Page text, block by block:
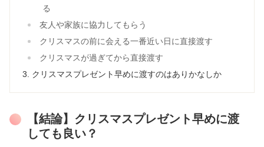
る
友人や家族に協力してもらう
クリスマスの前に会える一番近い日に直接渡す
クリスマスが過ぎてから直接渡す
クリスマスプレゼント早めに渡すのはありかなしか
【結論】クリスマスプレゼント早めに渡
しても良い？